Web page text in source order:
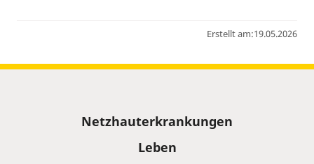
Erstellt am:19.05.2026
Netzhauterkrankungen
Leben